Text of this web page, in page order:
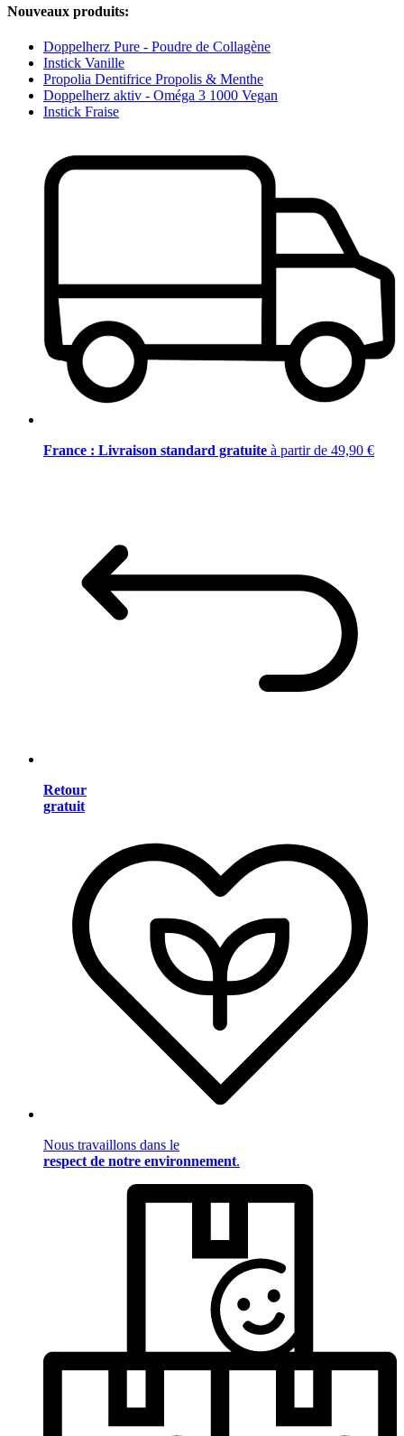
Nouveaux produits:
Doppelherz Pure - Poudre de Collagène
Instick Vanille
Propolia Dentifrice Propolis & Menthe
Doppelherz aktiv - Oméga 3 1000 Vegan
Instick Fraise
France : Livraison standard gratuite à partir de 49,90 €
Retour
gratuit
Nous travaillons dans le
respect de notre environnement.